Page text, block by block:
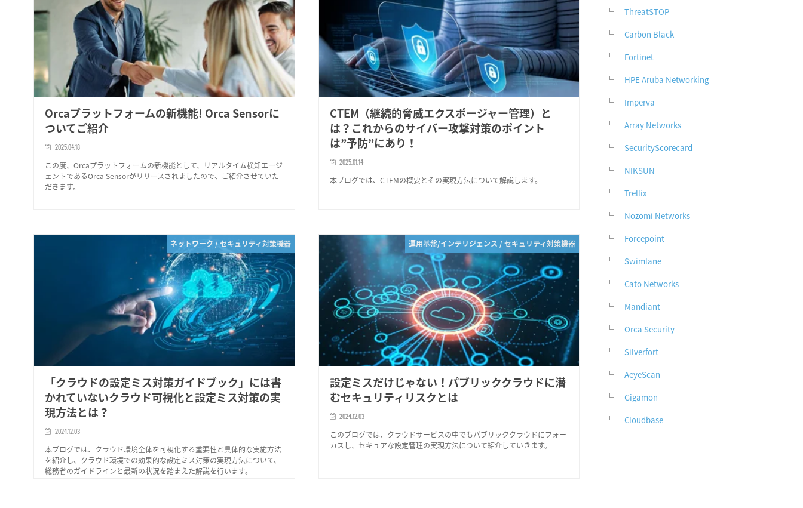
Orcaプラットフォームの新機能! Orca Sensorに
ついてご紹介
2025.04.18
この度、Orcaプラットフォームの新機能として、リアルタイム検知エージ
ェントであるOrca Sensorがリリースされましたので、ご紹介させていた
だきます。
CTEM（継続的脅威エクスポージャー管理）と
は？これからのサイバー攻撃対策のポイント
は”予防”にあり！
2025.01.14
本ブログでは、CTEMの概要とその実現方法について解説します。
ネットワーク / セキュリティ対策機器
「クラウドの設定ミス対策ガイドブック」には書
かれていないクラウド可視化と設定ミス対策の実
現方法とは？
2024.12.03
本ブログでは、クラウド環境全体を可視化する重要性と具体的な実施方法
を紹介し、クラウド環境での効果的な設定ミス対策の実現方法について、
総務省のガイドラインと最新の状況を踏まえた解説を行います。
運用基盤/インテリジェンス / セキュリティ対策機器
設定ミスだけじゃない！パブリッククラウドに潜
むセキュリティリスクとは
2024.12.03
このブログでは、クラウドサービスの中でもパブリッククラウドにフォー
カスし、セキュアな設定管理の実現方法について紹介していきます。
ThreatSTOP
Carbon Black
Fortinet
HPE Aruba Networking
Imperva
Array Networks
SecurityScorecard
NIKSUN
Trellix
Nozomi Networks
Forcepoint
Swimlane
Cato Networks
Mandiant
Orca Security
Silverfort
AeyeScan
Gigamon
Cloudbase